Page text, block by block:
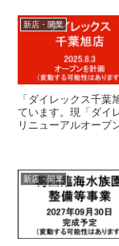
新店・開業
「ダイレックス千葉
ています。現「ダイ
リニューアルオープ
1465番1ほか。計画
新店・開業